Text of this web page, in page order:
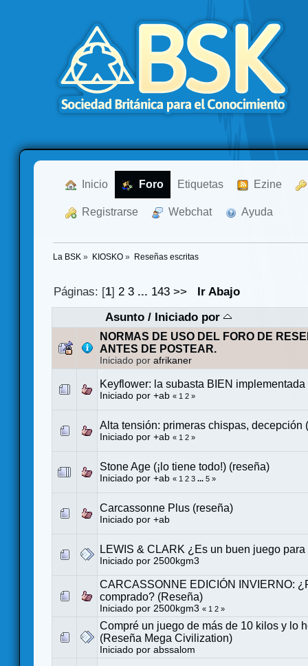
Inicio Foro Etiquetas Ezine
Registrarse Webchat Ayuda
La BSK » KIOSKO» Reseñas escritas
Páginas: [1]2 3 ... 143 >>
Ir Abajo
Asunto/ Iniciado por
NORMAS DE USO DEL FORO DE
ANTES DE POSTEAR.
Iniciado por afrikaner
Keyflower: la subasta BIEN
Iniciado por +ab « 1 2 »
Alta tensión: primeras chispas, decepción
Iniciado por +ab « 1 2 »
Stone Age (¡lo tiene todo!) (reseña)
Iniciado por +ab « 1 2 3 ... 5 »
Carcassonne Plus (reseña)
Iniciado por +ab
LEWIS & CLARK ¿Es un buen juego
Iniciado por 2500kgm3
CARCASSONNE EDICIÓN INVIERNO:
comprado? (Reseña)
Iniciado por 2500kgm3 « 1 2 »
Compré un juego de más de 10 kilos y lo
(Reseña Mega Civilization)
Iniciado por abssalom